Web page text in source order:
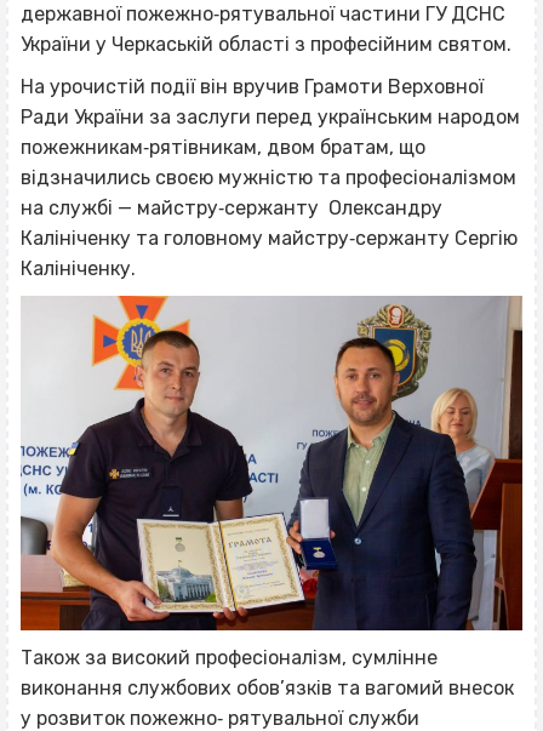
державної пожежно‐рятувальної частини ГУ ДСНС
України у Черкаській області з професійним святом.
На урочистій події він вручив Грамоти Верховної
Ради України за заслуги перед українським народом
пожежникам‐рятівникам, двом братам, що
відзначились своєю мужністю та професіоналізмом
на службі — майстру‐сержанту Олександру
Калініченку та головному майстру‐сержанту Сергію
Калініченку.
Також за високий професіоналізм, сумлінне
виконання службових обов’язків та вагомий внесок
у розвиток пожежно‐ рятувальної служби